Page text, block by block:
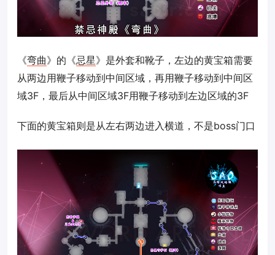
《弯曲》的《忌星》是外套和靴子，左边的黄宝箱需要
从两边用鞭子移动到中间区域，再用鞭子移动到中间区
域3F，最后从中间区域3F用鞭子移动到左边区域的3F
下面的黄宝箱则是从左右两边进入横道，不是boss门口